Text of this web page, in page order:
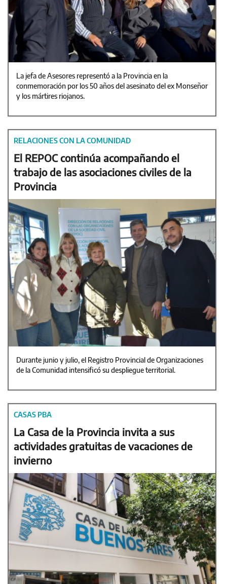
La jefa de Asesores representó a la Provincia en la
conmemoración por los 50 años del asesinato del ex Monseñor
y los mártires riojanos.
RELACIONES CON LA COMUNIDAD
El REPOC continúa acompañando el
trabajo de las asociaciones civiles de la
Provincia
Durante junio y julio, el Registro Provincial de Organizaciones
de la Comunidad intensificó su despliegue territorial.
CASAS PBA
La Casa de la Provincia invita a sus
actividades gratuitas de vacaciones de
invierno